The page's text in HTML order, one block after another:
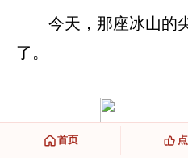
今天，那座冰山的
了。
首页